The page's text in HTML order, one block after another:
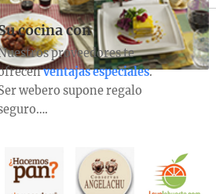
cocina con
proveedores te
ventajas especiales.
webero supone regalo